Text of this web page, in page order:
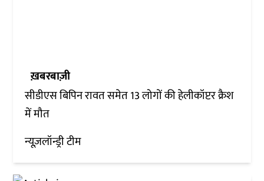
ख़बरबाज़ी
सीडीएस बिपिन रावत समेत 13 लोगों की हेलीकॉप्टर क्रैश
में मौत
न्यूज़लॉन्ड्री टीम